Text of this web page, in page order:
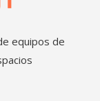
equipos de